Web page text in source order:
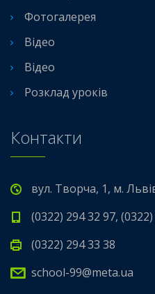
Фотогалерея
Відео
Відео
Розклад уроків
Контакти
вул. Творча, 1, м.
(0322) 294 32 97,
(0322) 294 33 38
school-99@meta.ua